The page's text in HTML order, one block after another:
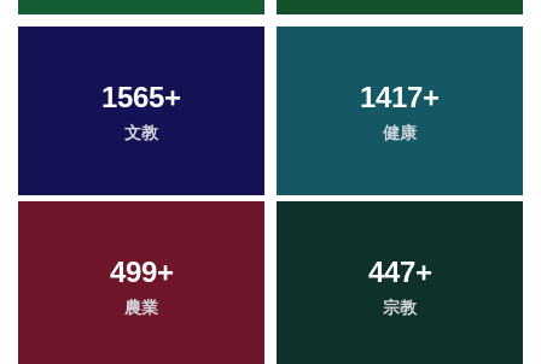
1565+
文教
1417+
健康
499+
農業
447+
宗教